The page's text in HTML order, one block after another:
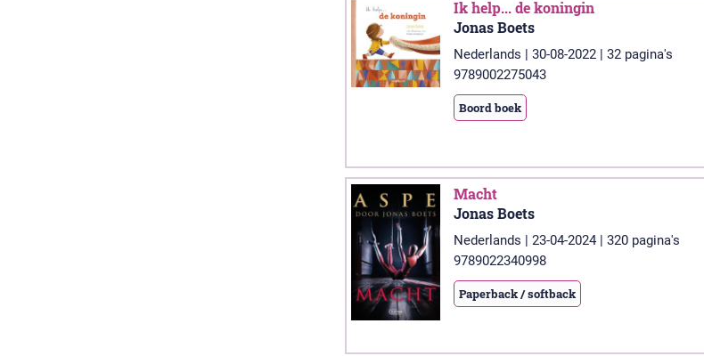
Ik help... de koningin
Jonas Boets
Nederlands | 30-08-2022 | 32 pagina's
9789002275043
Boord boek
Macht
Jonas Boets
Nederlands | 23-04-2024 | 320 pagina's
9789022340998
Paperback / softback